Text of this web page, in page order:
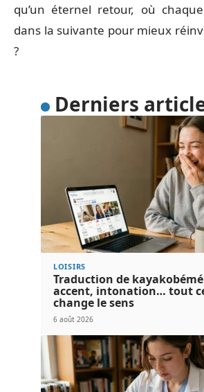
qu’un éternel retour, où
dans la suivante pour mieux
?
Derniers
LOISIRS
Traduction de
accent, intonation… tout
change le sens
6 août 2026